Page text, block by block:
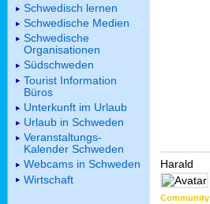
Harald
Community
Schwedisch lernen
Schwedische Medien
Schwedische
Organisationen
Südschweden
Tourist Information
Büros
Unterkunft im Urlaub
Urlaub in Schweden
Veranstaltungs-
Kalender Schweden
Webcams in Schweden
Wirtschaft